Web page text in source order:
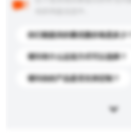
你们能提供的最优惠价格是多少？
请问有什么运送方式可以选择？
请问你的产品是否支持定制？